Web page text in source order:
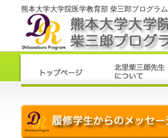
熊本大学大学院医学教育部 柴三郎プログラム